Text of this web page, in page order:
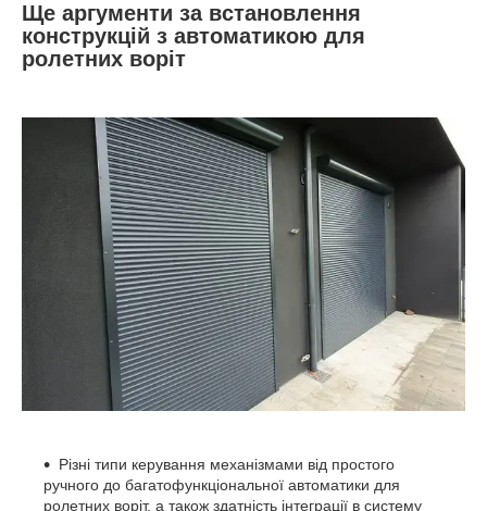
Ще аргументи за встановлення
конструкцій з автоматикою для
ролетних воріт
Різні типи керування механізмами від простого
ручного до багатофункціональної автоматики для
ролетних воріт, а також здатність інтеграції в систему